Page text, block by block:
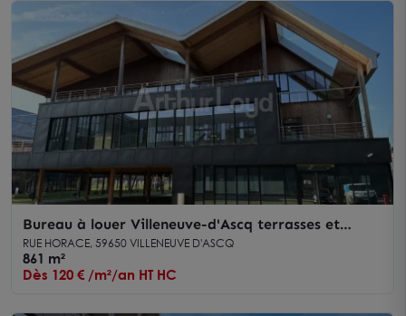
Bureau à louer Villeneuve-d'Ascq terrasses et
desserte transports en commun
RUE HORACE, 59650 VILLENEUVE D'ASCQ
861 m²
Dès 120 € /m²/an HT HC